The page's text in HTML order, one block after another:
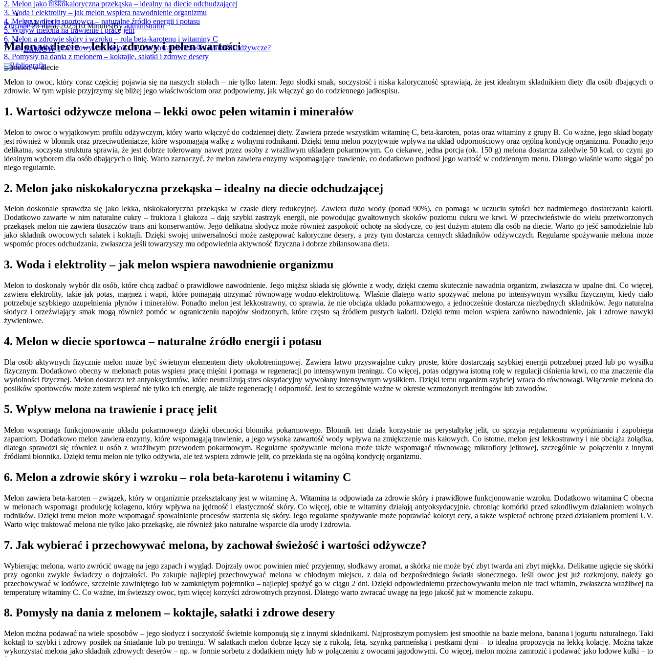
ZALOGUJ
ZAMÓW
Zdrowie|25 maja, 2025|10 Minutes|Byadministrator
Melon w diecie – lekki, zdrowy i pełen wartości
2. Melon jako niskokaloryczna przekąska – idealny na diecie odchudzającej
3. Woda i elektrolity – jak melon wspiera nawodnienie organizmu
4. Melon w diecie sportowca – naturalne źródło energii i potasu
5. Wpływ melona na trawienie i pracę jelit
6. Melon a zdrowie skóry i wzroku – rola beta-karotenu i witaminy C
7. Jak wybierać i przechowywać melona, by zachował świeżość i wartości odżywcze?
8. Pomysły na dania z melonem – koktajle, sałatki i zdrowe desery
– Bibliografia
Melon to owoc, który coraz częściej pojawia się na naszych stołach – nie tylko latem. Jego słodki smak, soczystość i niska kaloryczność sprawiają, że jest idealnym składnikiem diety dla osób dbających o
zdrowie. W tym wpisie przyjrzymy się bliżej jego właściwościom oraz podpowiemy, jak włączyć go do codziennego jadłospisu.
1. Wartości odżywcze melona – lekki owoc pełen witamin i minerałów
Melon to owoc o wyjątkowym profilu odżywczym, który warto włączyć do codziennej diety. Zawiera przede wszystkim witaminę C, beta-karoten, potas oraz witaminy z grupy B. Co ważne, jego skład bogaty
jest również w błonnik oraz przeciwutleniacze, które wspomagają walkę z wolnymi rodnikami. Dzięki temu melon pozytywnie wpływa na układ odpornościowy oraz ogólną kondycję organizmu. Ponadto jego
delikatna, soczysta struktura sprawia, że jest dobrze tolerowany nawet przez osoby z wrażliwym układem pokarmowym. Co ciekawe, jedna porcja (ok. 150 g) melona dostarcza zaledwie 50 kcal, co czyni go
idealnym wyborem dla osób dbających o linię. Warto zaznaczyć, że melon zawiera enzymy wspomagające trawienie, co dodatkowo podnosi jego wartość w codziennym menu. Dlatego właśnie warto sięgać po
niego regularnie.
2. Melon jako niskokaloryczna przekąska – idealny na diecie odchudzającej
Melon doskonale sprawdza się jako lekka, niskokaloryczna przekąska w czasie diety redukcyjnej. Zawiera dużo wody (ponad 90%), co pomaga w uczuciu sytości bez nadmiernego dostarczania kalorii.
Dodatkowo zawarte w nim naturalne cukry – fruktoza i glukoza – dają szybki zastrzyk energii, nie powodując gwałtownych skoków poziomu cukru we krwi. W przeciwieństwie do wielu przetworzonych
przekąsek melon nie zawiera tłuszczów trans ani konserwantów. Jego delikatna słodycz może również zaspokoić ochotę na słodycze, co jest dużym atutem dla osób na diecie. Warto go jeść samodzielnie lub
jako składnik owocowych sałatek i koktajli. Dzięki swojej uniwersalności może zastępować kaloryczne desery, a przy tym dostarcza cennych składników odżywczych. Regularne spożywanie melona może
wspomóc proces odchudzania, zwłaszcza jeśli towarzyszy mu odpowiednia aktywność fizyczna i dobrze zbilansowana dieta.
3. Woda i elektrolity – jak melon wspiera nawodnienie organizmu
Melon to doskonały wybór dla osób, które chcą zadbać o prawidłowe nawodnienie. Jego miąższ składa się głównie z wody, dzięki czemu skutecznie nawadnia organizm, zwłaszcza w upalne dni. Co więcej,
zawiera elektrolity, takie jak potas, magnez i wapń, które pomagają utrzymać równowagę wodno-elektrolitową. Właśnie dlatego warto spożywać melona po intensywnym wysiłku fizycznym, kiedy ciało
potrzebuje szybkiego uzupełnienia płynów i minerałów. Ponadto melon jest lekkostrawny, co sprawia, że nie obciąża układu pokarmowego, a jednocześnie dostarcza niezbędnych składników. Jego naturalna
słodycz i orzeźwiający smak mogą również pomóc w ograniczeniu napojów słodzonych, które często są źródłem pustych kalorii. Dzięki temu melon wspiera zarówno nawodnienie, jak i zdrowe nawyki
żywieniowe.
4. Melon w diecie sportowca – naturalne źródło energii i potasu
Dla osób aktywnych fizycznie melon może być świetnym elementem diety okołotreningowej. Zawiera łatwo przyswajalne cukry proste, które dostarczają szybkiej energii potrzebnej przed lub po wysiłku
fizycznym. Dodatkowo obecny w melonach potas wspiera pracę mięśni i pomaga w regeneracji po intensywnym treningu. Co więcej, potas odgrywa istotną rolę w regulacji ciśnienia krwi, co ma znaczenie dla
wydolności fizycznej. Melon dostarcza też antyoksydantów, które neutralizują stres oksydacyjny wywołany intensywnym wysiłkiem. Dzięki temu organizm szybciej wraca do równowagi. Włączenie melona do
posiłków sportowców może zatem wspierać nie tylko ich energię, ale także regenerację i odporność. Jest to szczególnie ważne w okresie wzmożonych treningów lub zawodów.
5. Wpływ melona na trawienie i pracę jelit
Melon wspomaga funkcjonowanie układu pokarmowego dzięki obecności błonnika pokarmowego. Błonnik ten działa korzystnie na perystaltykę jelit, co sprzyja regularnemu wypróżnianiu i zapobiega
zaparciom. Dodatkowo melon zawiera enzymy, które wspomagają trawienie, a jego wysoka zawartość wody wpływa na zmiękczenie mas kałowych. Co istotne, melon jest lekkostrawny i nie obciąża żołądka,
dlatego sprawdzi się również u osób z wrażliwym przewodem pokarmowym. Regularne spożywanie melona może także wspomagać równowagę mikroflory jelitowej, szczególnie w połączeniu z innymi
źródłami błonnika. Dzięki temu melon nie tylko odżywia, ale też wspiera zdrowie jelit, co przekłada się na ogólną kondycję organizmu.
6. Melon a zdrowie skóry i wzroku – rola beta-karotenu i witaminy C
Melon zawiera beta-karoten – związek, który w organizmie przekształcany jest w witaminę A. Witamina ta odpowiada za zdrowie skóry i prawidłowe funkcjonowanie wzroku. Dodatkowo witamina C obecna
w melonach wspomaga produkcję kolagenu, który wpływa na jędrność i elastyczność skóry. Co więcej, obie te witaminy działają antyoksydacyjnie, chroniąc komórki przed szkodliwym działaniem wolnych
rodników. Dzięki temu melon może wspomagać spowalnianie procesów starzenia się skóry. Jego regularne spożywanie może poprawiać koloryt cery, a także wspierać ochronę przed działaniem promieni UV.
Warto więc traktować melona nie tylko jako przekąskę, ale również jako naturalne wsparcie dla urody i zdrowia.
7. Jak wybierać i przechowywać melona, by zachował świeżość i wartości odżywcze?
Wybierając melona, warto zwrócić uwagę na jego zapach i wygląd. Dojrzały owoc powinien mieć przyjemny, słodkawy aromat, a skórka nie może być zbyt twarda ani zbyt miękka. Delikatne ugięcie się skórki
przy ogonku zwykle świadczy o dojrzałości. Po zakupie najlepiej przechowywać melona w chłodnym miejscu, z dala od bezpośredniego światła słonecznego. Jeśli owoc jest już rozkrojony, należy go
przechowywać w lodówce, szczelnie zawiniętego lub w zamkniętym pojemniku – najlepiej spożyć go w ciągu 2 dni. Dzięki odpowiedniemu przechowywaniu melon nie traci witamin, zwłaszcza wrażliwej na
temperaturę witaminy C. Co ważne, im świeższy owoc, tym więcej korzyści zdrowotnych przynosi. Dlatego warto zwracać uwagę na jego jakość już w momencie zakupu.
8. Pomysły na dania z melonem – koktajle, sałatki i zdrowe desery
Melon można podawać na wiele sposobów – jego słodycz i soczystość świetnie komponują się z innymi składnikami. Najprostszym pomysłem jest smoothie na bazie melona, banana i jogurtu naturalnego. Taki
koktajl to szybki i zdrowy posiłek na śniadanie lub po treningu. W sałatkach melon dobrze łączy się z rukolą, fetą, szynką parmeńską i pestkami dyni – to idealna propozycja na lekką kolację. Można także
wykorzystać melona jako składnik zdrowych deserów – np. w formie sorbetu z dodatkiem mięty lub w połączeniu z owocami jagodowymi. Co więcej, melon można zamrozić i podawać jako lodowe kulki – to